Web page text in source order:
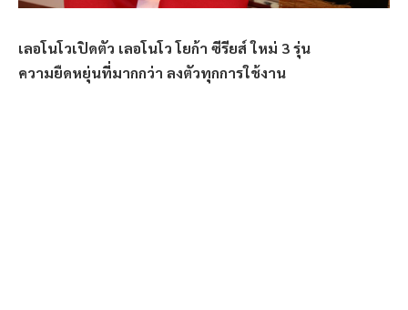
เลอโนโวเปิดตัว เลอโนโว โยก้า ซีรียส์ ใหม่ 3 รุ่น
ความยืดหยุ่นที่มากกว่า ลงตัวทุกการใช้งาน